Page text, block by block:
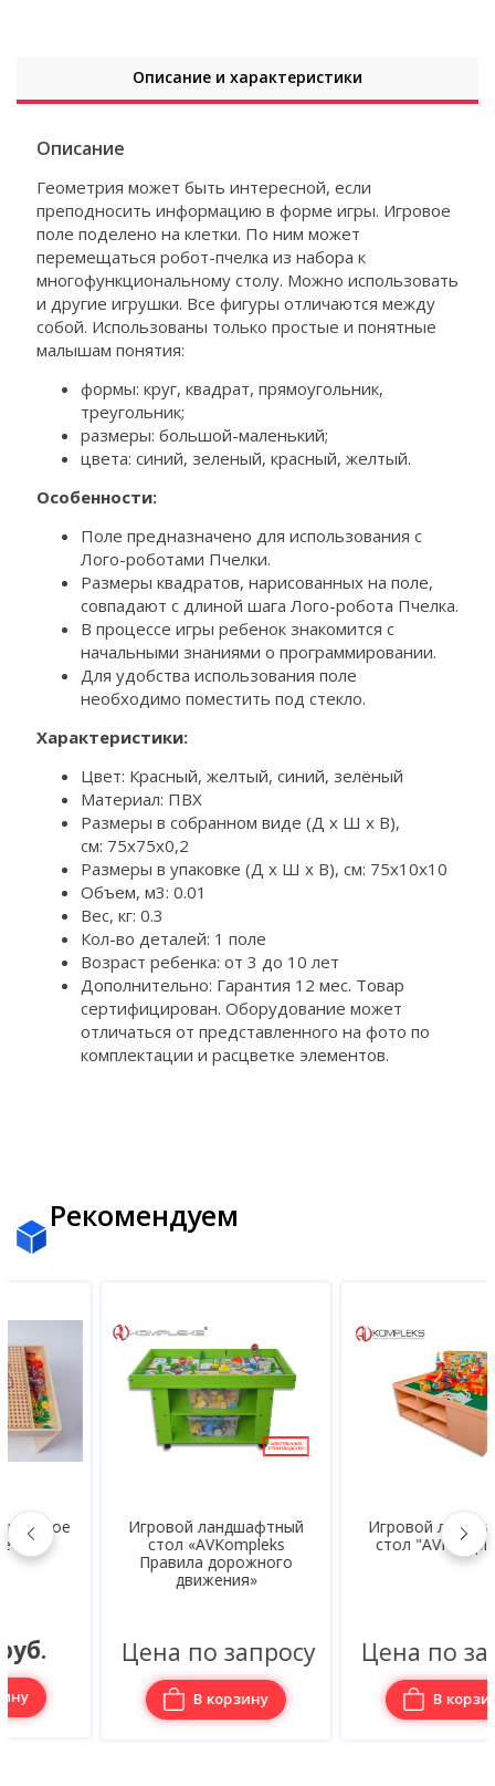
Описание и характеристики
Описание
Геометрия может быть интересной, если
преподносить информацию в форме игры. Игровое
поле поделено на клетки. По ним может
перемещаться робот-пчелка из набора к
многофункциональному столу. Можно использовать
и другие игрушки. Все фигуры отличаются между
собой. Использованы только простые и понятные
малышам понятия:
формы: круг, квадрат, прямоугольник,
треугольник;
размеры: большой-маленький;
цвета: синий, зеленый, красный, желтый.
Особенности:
Поле предназначено для использования с
Лого-роботами Пчелки.
Размеры квадратов, нарисованных на поле,
совпадают с длиной шага Лого-робота Пчелка.
В процессе игры ребенок знакомится с
начальными знаниями о программировании.
Для удобства использования поле
необходимо поместить под стекло.
Характеристики:
Цвет: Красный, желтый, синий, зелёный
Материал: ПВХ
Размеры в собранном виде (Д х Ш х В),
см: 75х75х0,2
Размеры в упаковке (Д х Ш х В), см: 75х10х10
Объем, м3: 0.01
Вес, кг: 0.3
Кол-во деталей: 1 поле
Возраст ребенка: от 3 до 10 лет
Дополнительно: Гарантия 12 мес. Товар
сертифицирован. Оборудование может
отличаться от представленного на фото по
комплектации и расцветке элементов.
Рекомендуем
Игровой ландшафтный
стол «AVKompleks
Правила дорожного
движения»
Цена по запросу
В корзину
Игровой ландшафтный
стол "AVKompleks М"
Цена по запросу
В корзину